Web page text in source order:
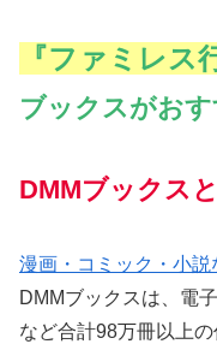
『ファミレス
ブックスがお
DMMブックス
漫画・コミック・小
DMMブックスは、電
など合計98万冊以上の